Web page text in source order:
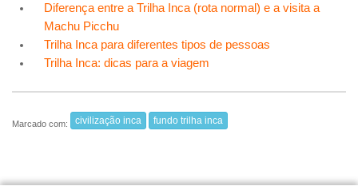
Diferença entre a Trilha Inca (rota normal) e a visita a
Machu Picchu
Trilha Inca para diferentes tipos de pessoas
Trilha Inca: dicas para a viagem
Marcado com: civilização inca fundo trilha inca